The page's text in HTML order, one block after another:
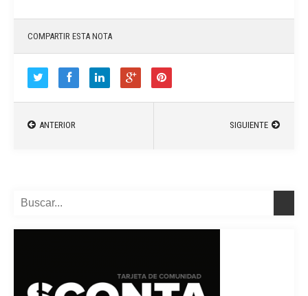
COMPARTIR ESTA NOTA
ANTERIOR SIGUIENTE